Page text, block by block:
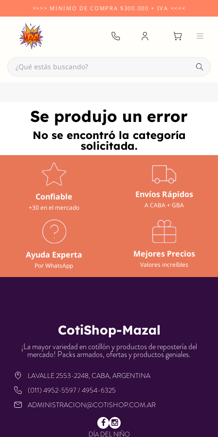
>>>> MINIMO DE COMPRA$300.000 + IVA <<<<
Se produjo un error
No se encontró la categoría
solicitada.
Confiable
+30 en el mercado
Envíos Rápidos
A CABA + GBA
Ayuda Experta
Por WhatsApp
Mejores Precios
Valores increíbles
CotiShop-Mazal
¡La mayor variedad en cotillón y productos de repostería del
mercado! Packs armados, ofertas y productos geniales.
LAVALLE 2553-2248, CABA, ARGENTINA
(011) 4952-5597 / 4954-6325
ADMINISTRACION@COTISHOP.COM.AR
DÍA DEL NIÑO